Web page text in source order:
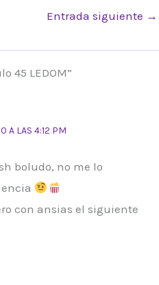
Entrada siguiente →
45 LEDOM”
A LAS 4:12 PM
boludo, no me lo
con ansias el siguiente